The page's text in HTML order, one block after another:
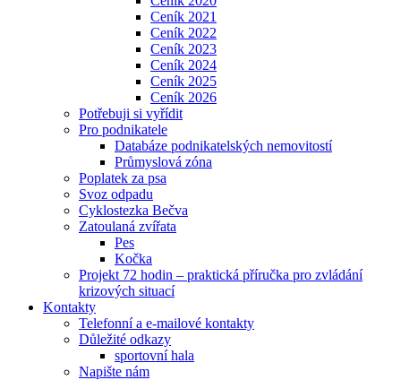
Ceník 2021
Ceník 2022
Ceník 2023
Ceník 2024
Ceník 2025
Ceník 2026
Potřebuji si vyřídit
Pro podnikatele
Databáze podnikatelských nemovitostí
Průmyslová zóna
Poplatek za psa
Svoz odpadu
Cyklostezka Bečva
Zatoulaná zvířata
Pes
Kočka
Projekt 72 hodin – praktická příručka pro zvládání
krizových situací
Kontakty
Telefonní a e-mailové kontakty
Důležité odkazy
sportovní hala
Napište nám